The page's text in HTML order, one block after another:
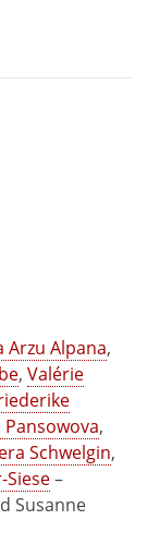
Arzu Alpana,
, Valérie
,
Schwelgin,
Siese–
Susanne